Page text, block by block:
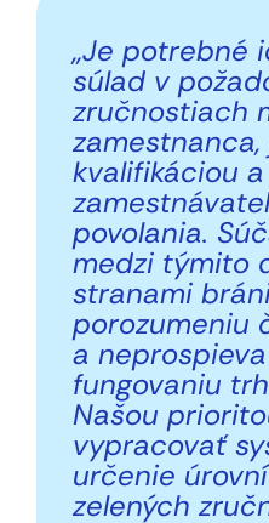
„Je potrebné
súlad v
zručnostiach
kvalifikáciou
povolania.
medzi týmito
stranami
porozumeniu
a
fungovaniu
Našou
vypracovať
určenie
zelených